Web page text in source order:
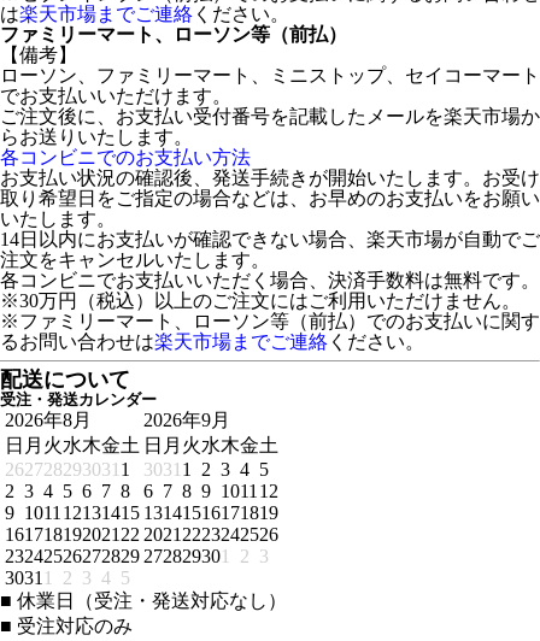
は楽天市場までご連絡 ください。
ファミリーマート、ローソン等（前払）
【備考】
ローソン、ファミリーマート、ミニストップ、セイコーマート
でお支払いいただけます。
ご注文後に、お支払い受付番号を記載したメールを楽天市場か
らお送りいたします。
各コンビニでのお支払い方法
お支払い状況の確認後、発送手続きが開始いたします。お受け
取り希望日をご指定の場合などは、お早めのお支払いをお願い
いたします。
14日以内にお支払いが確認できない場合、楽天市場が自動でご
注文をキャンセルいたします。
各コンビニでお支払いいただく場合、決済手数料は無料です。
※30万円（税込）以上のご注文にはご利用いただけません。
※ファミリーマート、ローソン等（前払）でのお支払いに関す
るお問い合わせは楽天市場までご連絡 ください。
配送について
受注・発送カレンダー
2026年8月
日 月 火水木金土
2627282930311
2 3 4 5 6 7 8
9 101112131415
16171819202122
23242526272829
30311 2 3 4 5
2026年9月
日 月 火水木金土
30311 2 3 4 5
6 7 8 9 101112
13141516171819
20212223242526
272829301 2 3
■ 休業日（受注・発送対応なし）
■ 受注対応のみ